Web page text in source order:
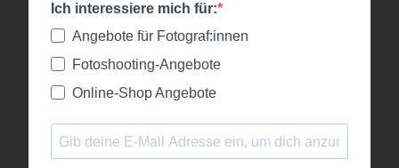
Ich interessiere mich für:
Angebote für Fotograf:innen
Fotoshooting-Angebote
Online-Shop Angebote